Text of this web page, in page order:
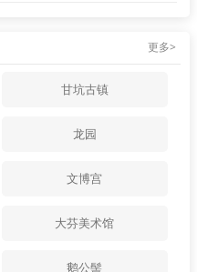
更多>
甘坑古镇
龙园
文博宫
大芬美术馆
鹅公髻